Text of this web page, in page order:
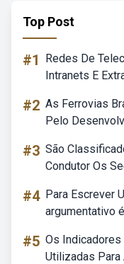
Top Post
#1
Redes De
Intranets E
#2 As Ferrovias
Pelo
#3 São
Condutor Os
#4 Para Escrever
argumentativo
#5 Os Indicadores
Utilizadas Para